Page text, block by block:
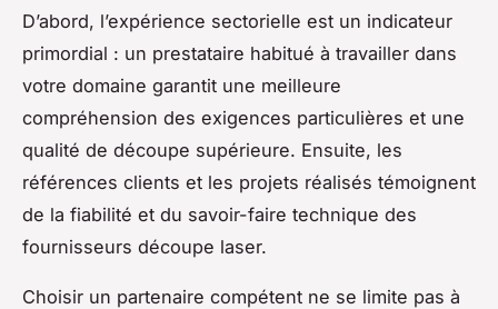
D’abord, l’expérience sectorielle est un indicateur
primordial : un prestataire habitué à travailler dans
votre domaine garantit une meilleure
compréhension des exigences particulières et une
qualité de découpe supérieure. Ensuite, les
références clients et les projets réalisés témoignent
de la fiabilité et du savoir-faire technique des
fournisseurs découpe laser.
Choisir un partenaire compétent ne se limite pas à